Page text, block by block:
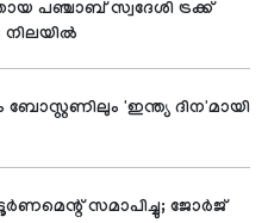
പഞ്ചാബ് സ്വദേശി ട്രക്ക്
നിലയില്‍
'ഇന്ത്യ ദിന'മായി
സമാപിച്ചു; ജോര്‍ജ്